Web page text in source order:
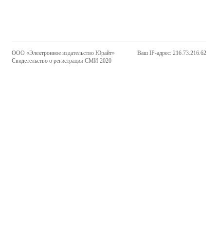
ООО «Электронное издательство Юрайт»
Свидетельство о регистрации СМИ 2020
Ваш IP-адрес: 216.73.216.62